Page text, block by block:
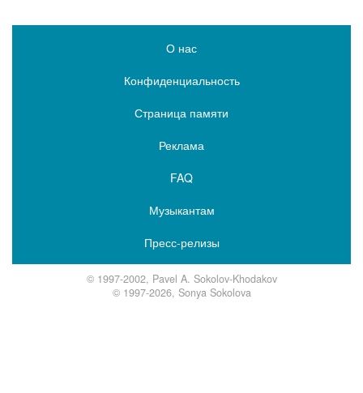
О нас
Конфиденциальность
Страница памяти
Реклама
FAQ
Музыкантам
Пресс-релизы
© 1997-2002, Pavel A. Sokolov-Khodakov
© 1997-2026, Sonya Sokolova